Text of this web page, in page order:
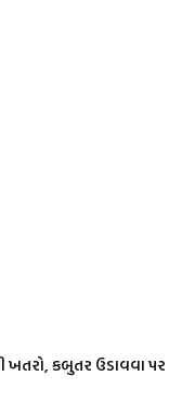
ખતરો, કબુતર ઉડાવવા પર